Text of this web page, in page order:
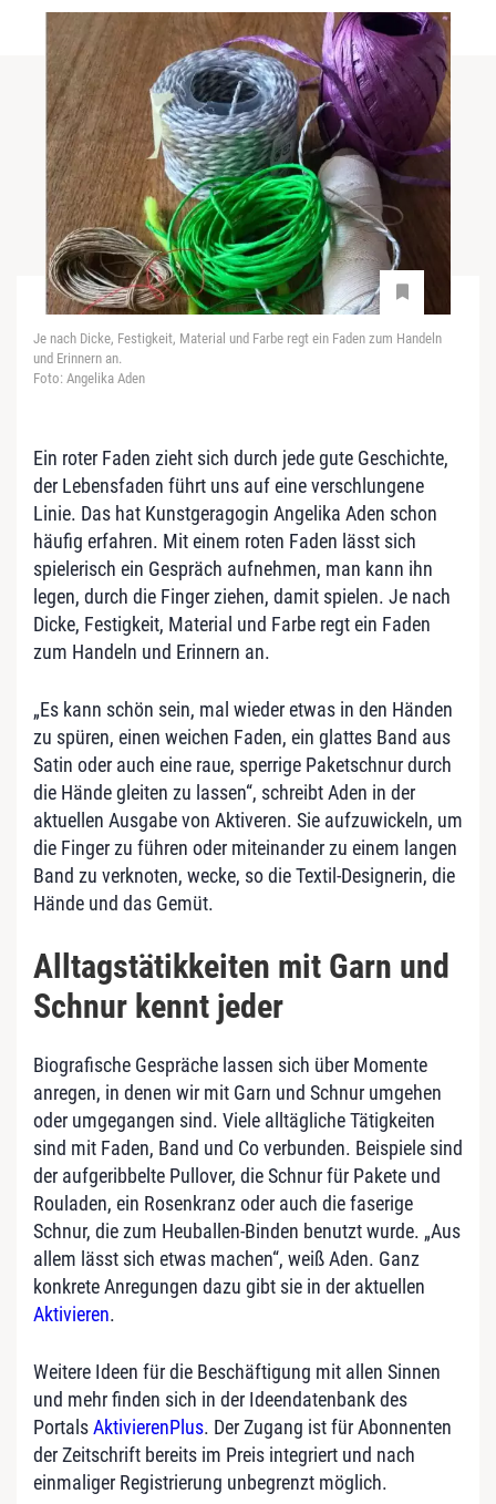
Je nach Dicke, Festigkeit, Material und Farbe regt ein Faden zum Handeln
und Erinnern an.
Foto: Angelika Aden
Ein roter Faden zieht sich durch jede gute Geschichte,
der Lebensfaden führt uns auf eine verschlungene
Linie. Das hat Kunstgeragogin Angelika Aden schon
häufig erfahren. Mit einem roten Faden lässt sich
spielerisch ein Gespräch aufnehmen, man kann ihn
legen, durch die Finger ziehen, damit spielen. Je nach
Dicke, Festigkeit, Material und Farbe regt ein Faden
zum Handeln und Erinnern an.
„Es kann schön sein, mal wieder etwas in den Händen
zu spüren, einen weichen Faden, ein glattes Band aus
Satin oder auch eine raue, sperrige Paketschnur durch
die Hände gleiten zu lassen“, schreibt Aden in der
aktuellen Ausgabe von Aktiveren. Sie aufzuwickeln, um
die Finger zu führen oder miteinander zu einem langen
Band zu verknoten, wecke, so die Textil-Designerin, die
Hände und das Gemüt.
Alltagstätikkeiten mit Garn und
Schnur kennt jeder
Biografische Gespräche lassen sich über Momente
anregen, in denen wir mit Garn und Schnur umgehen
oder umgegangen sind. Viele alltägliche Tätigkeiten
sind mit Faden, Band und Co verbunden. Beispiele sind
der aufgeribbelte Pullover, die Schnur für Pakete und
Rouladen, ein Rosenkranz oder auch die faserige
Schnur, die zum Heuballen-Binden benutzt wurde. „Aus
allem lässt sich etwas machen“, weiß Aden. Ganz
konkrete Anregungen dazu gibt sie in der aktuellen
Aktivieren.
Weitere Ideen für die Beschäftigung mit allen Sinnen
und mehr finden sich in der Ideendatenbank des
PortalsAktivierenPlus. Der Zugang ist für Abonnenten
der Zeitschrift bereits im Preis integriert und nach
einmaliger Registrierung unbegrenzt möglich.